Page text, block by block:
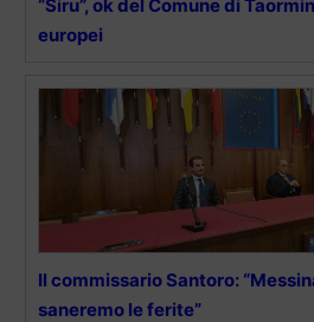
“Siru”, ok del Comune di
europei
Il commissario Santoro:
saneremo le ferite”